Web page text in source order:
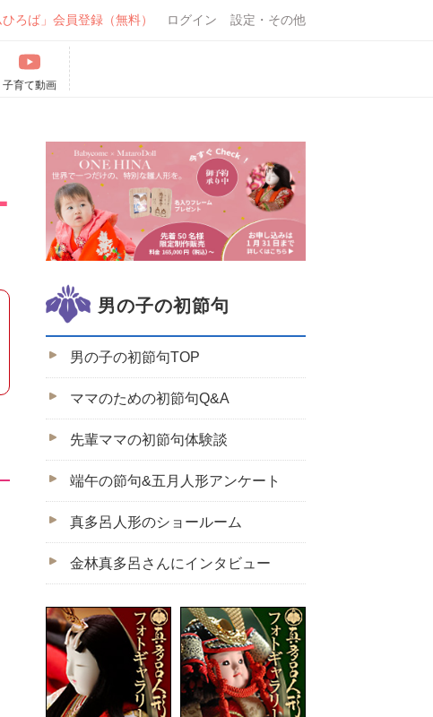
ひろば」会員登録（無料） ログイン 設定・その他
子育て動画
男の子の初節句
男の子の初節句TOP
ママのための初節句Q&A
先輩ママの初節句体験談
端午の節句&五月人形アンケート
真多呂人形のショールーム
金林真多呂さんにインタビュー